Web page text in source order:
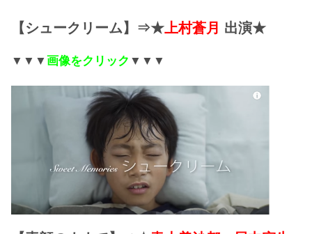
【シュークリーム】⇒★上村蒼月 出演★
▼▼▼画像をクリック ▼▼▼